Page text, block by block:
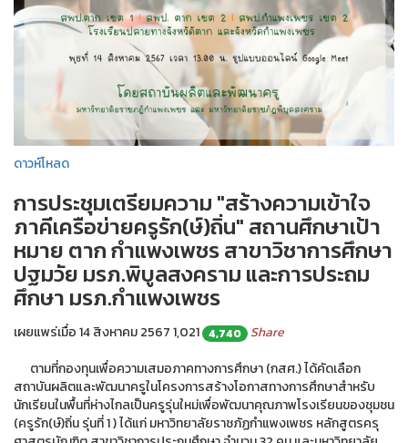
ดาวห์โหลด
การประชุมเตรียมความ "สร้างความเข้าใจ
ภาคีเครือข่ายครูรัก(ษ์)ถิ่น" สถานศึกษาเป้า
หมาย ตาก กำแพงเพชร สาขาวิชาการศึกษา
ปฐมวัย มรภ.พิบูลสงคราม และการประถม
ศึกษา มรภ.กำแพงเพชร
เผยแพร่เมื่อ 14 สิงหาคม 25671,021 4,740
Share
ตามที่กองทุนเพื่อความเสมอภาคทางการศึกษา (กสศ.) ได้คัดเลือก
สถาบันผลิตและพัฒนาครูในโครงการสร้างโอกาสทางการศึกษาสําหรับ
นักเรียนในพื้นที่ห่างไกลเป็นครูรุ่นใหม่เพื่อพัฒนาคุณภาพโรงเรียนของชุมชน
(ครูรัก(ษ์)ถิ่น รุ่นที่ 1 ) ได้แก่ มหาวิทยาลัยราชภัฏกําแพงเพชร หลักสูตรครุ